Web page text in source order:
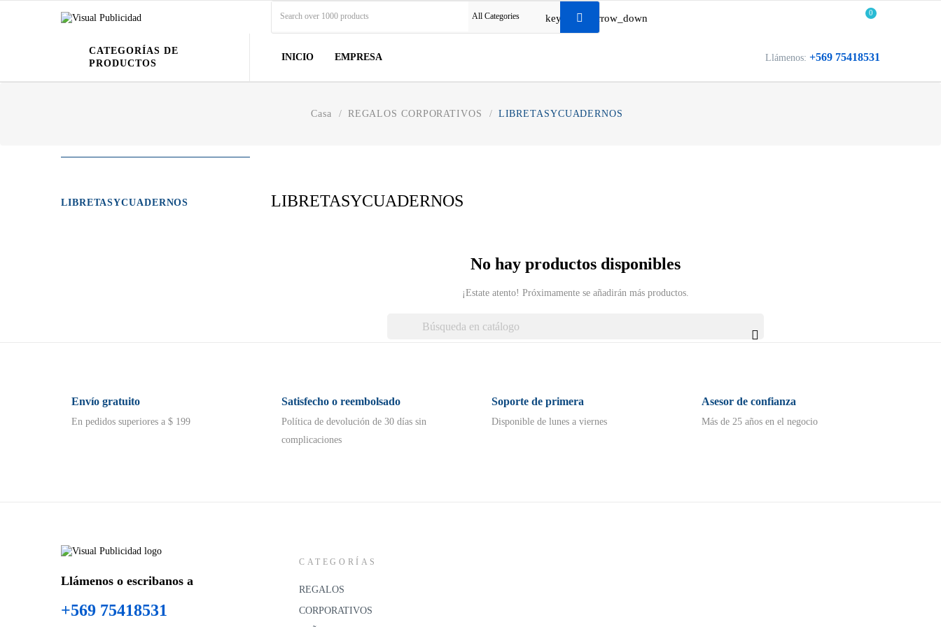
All Categories keyboard_arrow_down 0
CATEGORÍAS DE
PRODUCTOS
INICIO EMPRESA Llámenos: +569 75418531
Casa REGALOS CORPORATIVOS LIBRETASYCUADERNOS
LIBRETASYCUADERNOS LIBRETASYCUADERNOS
No hay productos disponibles
¡Estate atento! Próximamente se añadirán más productos.

Envío gratuito
En pedidos superiores a $ 199
Satisfecho o reembolsado
Política de devolución de 30 días sin
complicaciones
Soporte de primera
Disponible de lunes a viernes
Asesor de confianza
Más de 25 años en el negocio
Llámenos o escribanos a
+569 75418531
CATEGORÍAS
REGALOS
CORPORATIVOS